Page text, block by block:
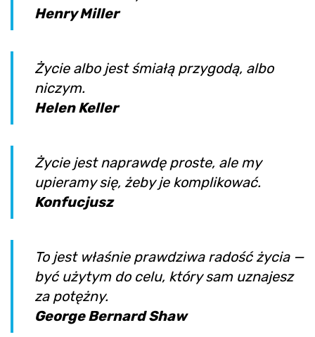
Henry Miller
Życie albo jest śmiałą przygodą, albo
niczym.
Helen Keller
Życie jest naprawdę proste, ale my
upieramy się, żeby je komplikować.
Konfucjusz
To jest właśnie prawdziwa radość życia —
być użytym do celu, który sam uznajesz
za potężny.
George Bernard Shaw